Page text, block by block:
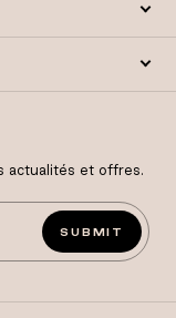
actualités et offres.
SUBMIT